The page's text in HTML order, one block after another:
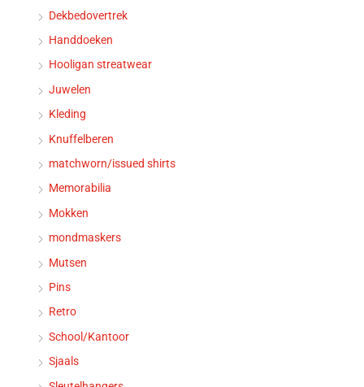
Dekbedovertrek
Handdoeken
Hooligan streatwear
Juwelen
Kleding
Knuffelberen
matchworn/issued shirts
Memorabilia
Mokken
mondmaskers
Mutsen
Pins
Retro
School/Kantoor
Sjaals